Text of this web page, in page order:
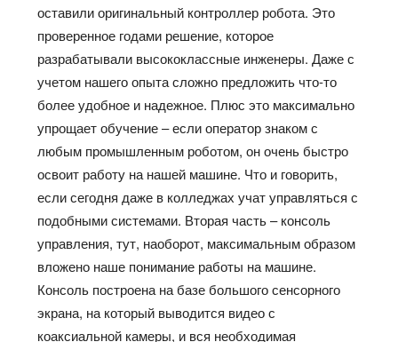
оставили оригинальный контроллер робота. Это
проверенное годами решение, которое
разрабатывали высококлассные инженеры. Даже с
учетом нашего опыта сложно предложить что-то
более удобное и надежное. Плюс это максимально
упрощает обучение – если оператор знаком с
любым промышленным роботом, он очень быстро
освоит работу на нашей машине. Что и говорить,
если сегодня даже в колледжах учат управляться с
подобными системами. Вторая часть – консоль
управления, тут, наоборот, максимальным образом
вложено наше понимание работы на машине.
Консоль построена на базе большого сенсорного
экрана, на который выводится видео с
коаксиальной камеры, и вся необходимая